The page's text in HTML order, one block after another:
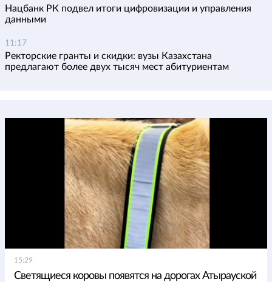
Нацбанк РК подвел итоги цифровизации и управления
данными
11:17
Ректорские гранты и скидки: вузы Казахстана
предлагают более двух тысяч мест абитуриентам
15:29
Светящиеся коровы появятся на дорогах Атырауской